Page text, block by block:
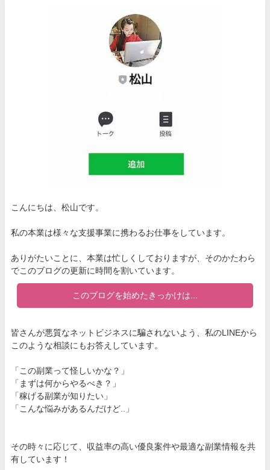
こんにちは、松山です。
私の本業は様々な支援事業に携わるお仕事をしています。
ありがたいことに、本業は忙しくしておりますが、そのかたわら
でこのブログの更新に時間を割いています。
このブログを始めたきっかけは...
皆さんが悪質なネットビジネスに騙されないよう、私のLINEから
このような相談にもお答えしています。
「この副業って怪しいかな？」
「まずは何からやるべき？」
「稼げる副業が知りたい」
「こんな悩みがあるんだけど..」
その時々に応じて、収益率の高い優良案件や最適な副業情報を共
有しています！